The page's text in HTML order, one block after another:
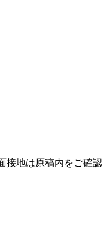
接地は原稿内をご確認